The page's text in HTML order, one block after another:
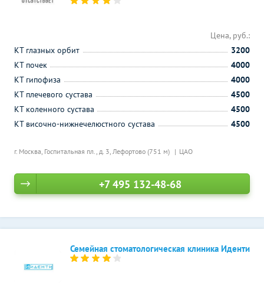
г. Москва, Госпитальная пл., д. 3, Лефортово (751 м) ЦАО
Цена, руб.:
КТ глазных орбит
3200
КТ почек
4000
КТ гипофиза
4000
КТ плечевого сустава
4500
КТ коленного сустава
4500
КТ височно-нижнечелюстного сустава
4500
+7 495 132-48-68
Семейная стоматологическая клиника Иденти